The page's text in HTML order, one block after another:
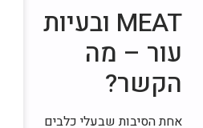
MEAT ובעיות
עור – מה
הקשר?
אחת הסיבות שבעלי כלבים